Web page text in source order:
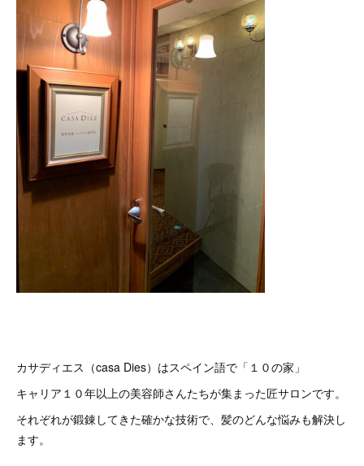
カサディエス（casa Dies）はスペイン語で「１０の家」
キャリア１０年以上の美容師さんたちが集まった匠サロンです。
それぞれが鍛錬してきた確かな技術で、髪のどんな悩みも解決し
ます。